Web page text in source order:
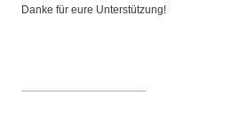
Danke für eure Unterstützung!